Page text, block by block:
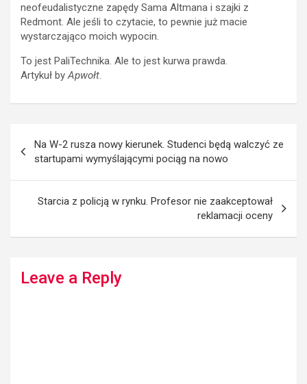
neofeudalistyczne zapędy Sama Altmana i szajki z
Redmont. Ale jeśli to czytacie, to pewnie już macie
wystarczająco moich wypocin.
To jest PaliTechnika. Ale to jest kurwa prawda.
Artykuł byApwołt.
navigation
Na W-2 rusza nowy kierunek. Studenci będą walczyć ze
startupami wymyślającymi pociąg na nowo
Starcia z policją w rynku. Profesor nie zaakceptował
reklamacji oceny
Leave a Reply